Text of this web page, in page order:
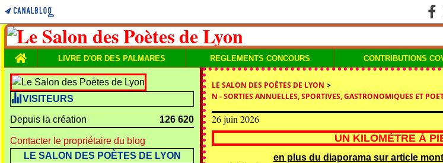
Home
LIVRE D'OR DES PALMARES REGLEMENTS CONCOURS CONTRIBUTIONS
VISITEURS
Depuis la création 126 620
Contacter le propriétaire du blog
LE SALON DES POÈTES DE LYON
LE SALON DES POÈTES DE LYON >
N - SORTIES ANNUELLES, SPORTIVES, GASTRONOMIQUES ET
26 juin 2026
UN KILOMÈTRE À
en plus du diaporama sur article